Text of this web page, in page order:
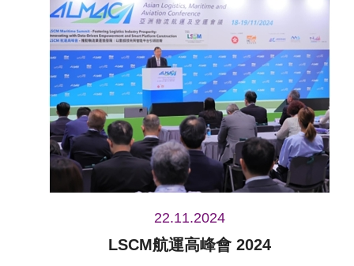
22.11.2024
LSCM航運高峰會 2024